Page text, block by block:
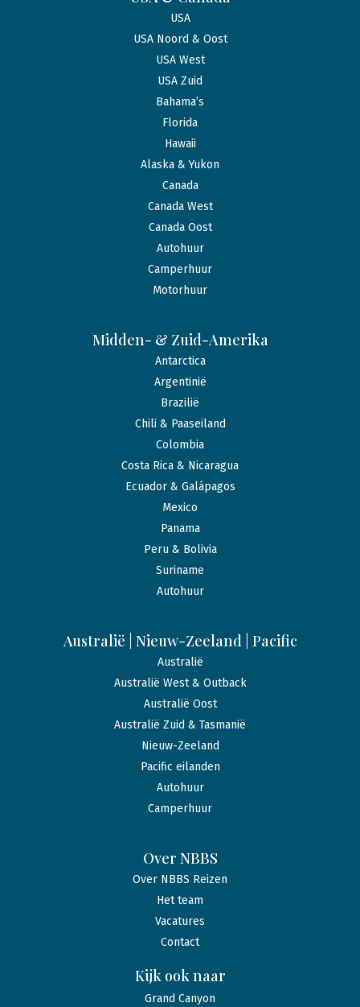
USA
USA Noord & Oost
USA West
USA Zuid
Bahama’s
Florida
Hawaii
Alaska & Yukon
Canada
Canada West
Canada Oost
Autohuur
Camperhuur
Motorhuur
Midden- & Zuid-Amerika
Antarctica
Argentinië
Brazilië
Chili & Paaseiland
Colombia
Costa Rica & Nicaragua
Ecuador & Galápagos
Mexico
Panama
Peru & Bolivia
Suriname
Autohuur
Australië | Nieuw-Zeeland | Pacific
Australië
Australië West & Outback
Australië Oost
Australië Zuid & Tasmanië
Nieuw-Zeeland
Pacific eilanden
Autohuur
Camperhuur
Over NBBS
Over NBBS Reizen
Het team
Vacatures
Contact
Kijk ook naar
Grand Canyon